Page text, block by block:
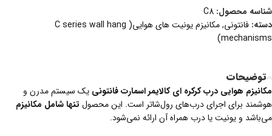
شناسه محصول: C8
دسته: فانتونی,
مکانیزم یونیت های هوایی( C series wall hang
mechanisms)
توضیحات
مکانیزم هوایی درب کرکره ای کالایمر اسمارت فانتونی یک سیستم مدرن و
هوشمند برای اجرای درب‌های رول‌شاتر است. این محصول تنها شامل مکانیزم
می‌باشد و یونیت یا درب همراه آن ارائه نمی‌شود.